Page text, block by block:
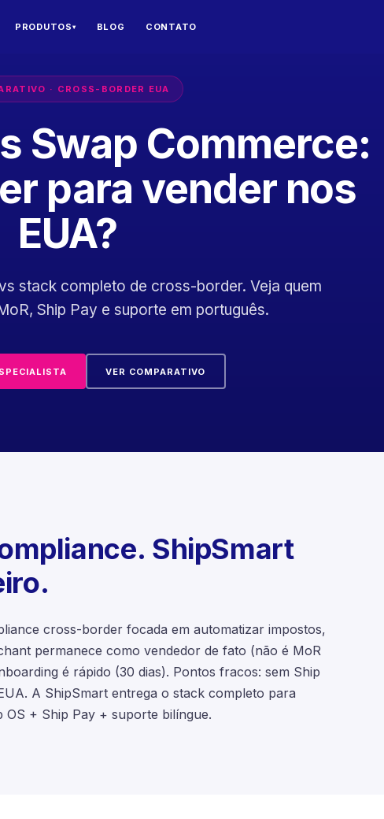
PRODUTOS ▾ BLOG CONTATO
· CROSS-BORDER EUA
Swap Commerce:
para vender nos
EUA?
stack completo de cross-border. Veja quem
Ship Pay e suporte em português.
VER COMPARATIVO
ShipSmart
cross-border focada em automatizar impostos,
permanece como vendedor de fato (não é MoR
é rápido (30 dias). Pontos fracos: sem Ship
A ShipSmart entrega o stack completo para
+ Ship Pay + suporte bilíngue.